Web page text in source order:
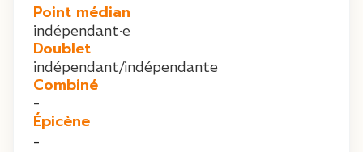
Point médian
indépendant·e
Doublet
indépendant/indépendante
Combiné
-
Épicène
-